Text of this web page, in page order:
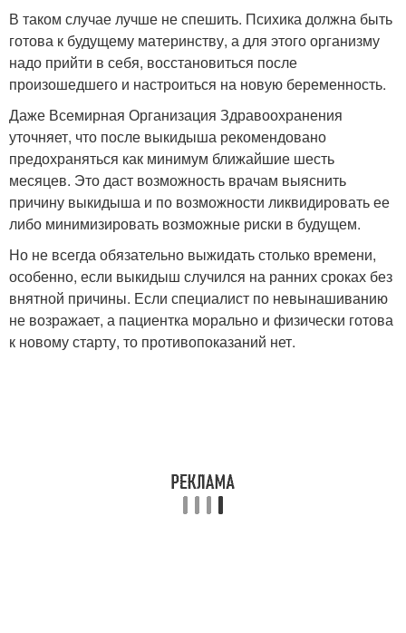
В таком случае лучше не спешить. Психика должна быть
готова к будущему материнству, а для этого организму
надо прийти в себя, восстановиться после
произошедшего и настроиться на новую беременность.
Даже Всемирная Организация Здравоохранения
уточняет, что после выкидыша рекомендовано
предохраняться как минимум ближайшие шесть
месяцев. Это даст возможность врачам выяснить
причину выкидыша и по возможности ликвидировать ее
либо минимизировать возможные риски в будущем.
Но не всегда обязательно выжидать столько времени,
особенно, если выкидыш случился на ранних сроках без
внятной причины. Если специалист по невынашиванию
не возражает, а пациентка морально и физически готова
к новому старту, то противопоказаний нет.